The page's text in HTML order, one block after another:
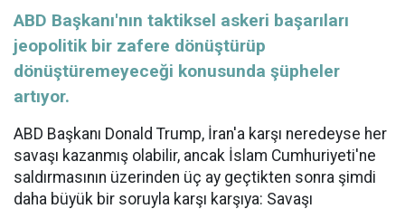
ABD Başkanı'nın taktiksel askeri başarıları
jeopolitik bir zafere dönüştürüp
dönüştüremeyeceği konusunda şüpheler
artıyor.
ABD Başkanı Donald Trump, İran'a karşı neredeyse her
savaşı kazanmış olabilir, ancak İslam Cumhuriyeti'ne
saldırmasının üzerinden üç ay geçtikten sonra şimdi
daha büyük bir soruyla karşı karşıya: Savaşı